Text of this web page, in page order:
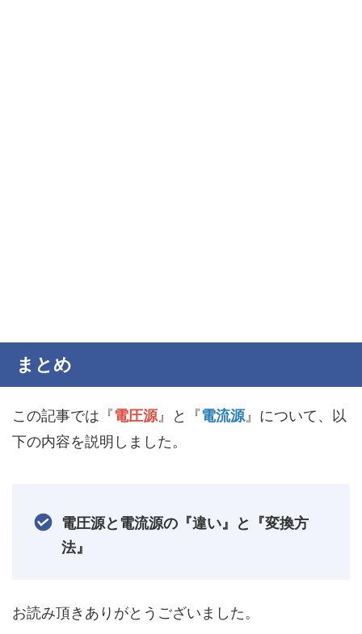
まとめ
この記事では『電圧源 』と『電流源 』について、以
下の内容を説明しました。
電圧源と電流源の『違い』と『変換方
法』
お読み頂きありがとうございました。